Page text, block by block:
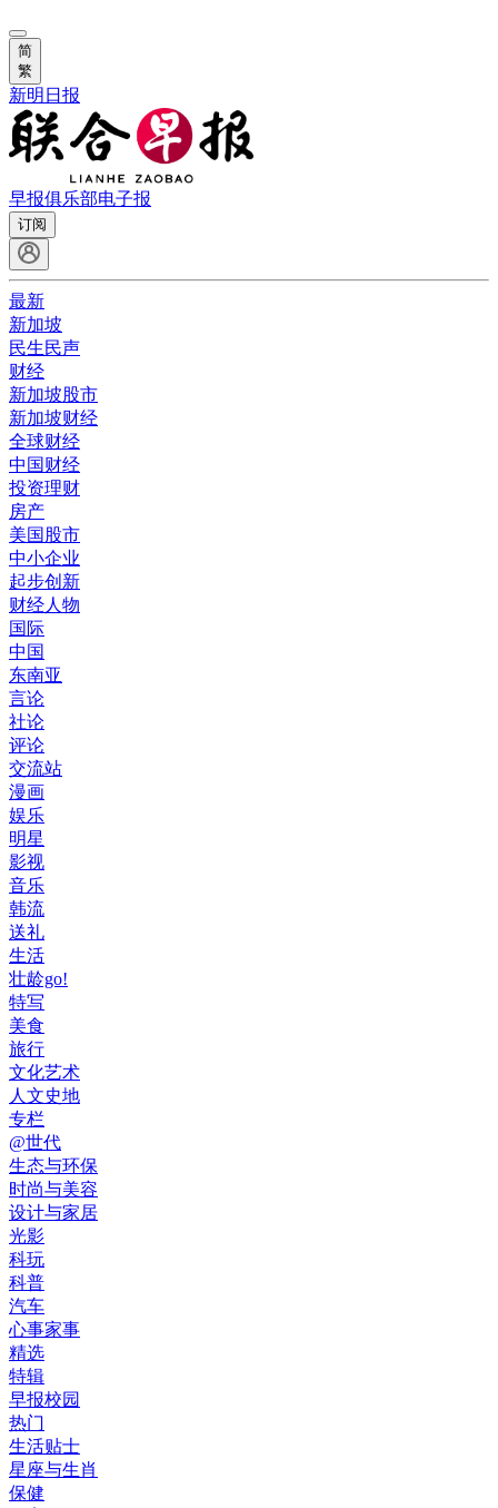
简
繁
新明日报
早报俱乐部电子报
订阅
最新
新加坡
民生民声
财经
新加坡股市
新加坡财经
全球财经
中国财经
投资理财
房产
美国股市
中小企业
起步创新
财经人物
国际
中国
东南亚
言论
社论
评论
交流站
漫画
娱乐
明星
影视
音乐
韩流
送礼
生活
壮龄go!
特写
美食
旅行
文化艺术
人文史地
专栏
@世代
生态与环保
时尚与美容
设计与家居
光影
科玩
科普
汽车
心事家事
精选
特辑
早报校园
热门
生活贴士
星座与生肖
保健